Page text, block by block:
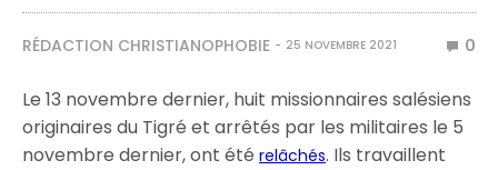
RÉDACTION CHRISTIANOPHOBIE 25 NOVEMBRE 2021 0
Le 13 novembre dernier, huit missionnaires salésiens
originaires du Tigré et arrêtés par les militaires le 5
novembre dernier, ont étérelâchés. Ils travaillent